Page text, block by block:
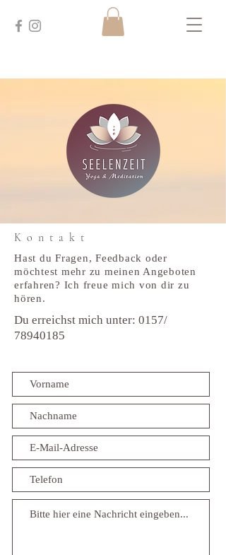
Kontakt
Hast du Fragen, Feedback oder
möchtest mehr zu meinen Angeboten
erfahren? Ich freue mich von dir zu
hören.
Du erreichst mich unter: 0157/
78940185